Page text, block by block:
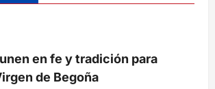
en fe y tradición para
de Begoña